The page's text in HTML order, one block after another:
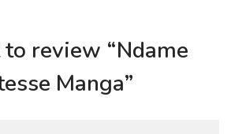
review “Ndame
Manga”